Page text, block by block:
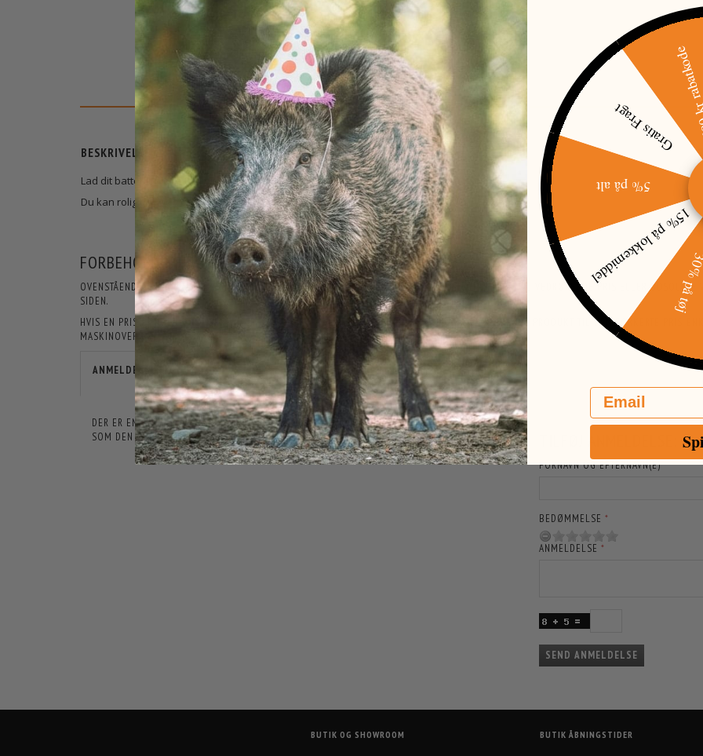
BESKRIVELSE
Lad dit batteri op direkte i bilen, lade tid fra helt tom til fuld, ca. 4 timer
Du kan rolig del lade batteriet
FORBEHOLD FOR PRODUKTINFORMATION
OVENSTÅENDE INFORMATIONER OG SPECIFIKATIONER KAN LØBENDE ÆNDRES. I TILFÆLDE AF TRYKFEJL VEDRØRENDE PRIS ELLER UDSOLGTE
SIDEN.
HVIS EN PRIS ER ÅBENLYST FORKERT, ER JAGT-JAKT IKKE FORPLIGTET TIL AT LEVERE DET PÅGÆLDENDE PRODUKT TIL DEN FORKERTE PRIS.
MASKINOVERSATTE, OG DER KAN DERFOR FOREKOMME TEKSTER, SOM VIRKER MISVISENDE.
ANMELDELSER
DER ER ENDNU IKKE NOGEN ANMELDELSER HER. VI VIL VÆRE GLADE FOR HVIS DU VIL ANMELDE
SOM DEN FØRSTE.
FORNAVN OG EFTERNAVN(E)
BEDØMMELSE
ANMELDELSE
SEND ANMELDELSE
BUTIK OG SHOWROOM BUTIK ÅBNINGSTIDER
30% på tøj
15% på lokkemiddel
5% på alt
Gratis Fragt500 kr
Email